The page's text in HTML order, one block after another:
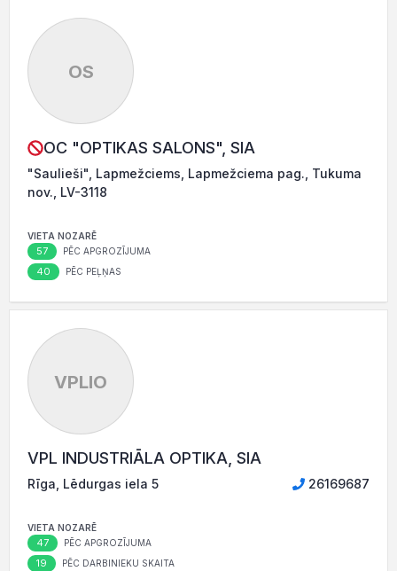
OS
OC "OPTIKAS SALONS", SIA
"Saulieši", Lapmežciems, Lapmežciema pag., Tukuma
nov., LV-3118
VIETA NOZARĒ
57 PĒC APGROZĪJUMA
40 PĒC PEĻŅAS
VPLIO
VPL INDUSTRIĀLA OPTIKA, SIA
Rīga, Lēdurgas iela 5 26169687
VIETA NOZARĒ
47 PĒC APGROZĪJUMA
19 PĒC DARBINIEKU SKAITA